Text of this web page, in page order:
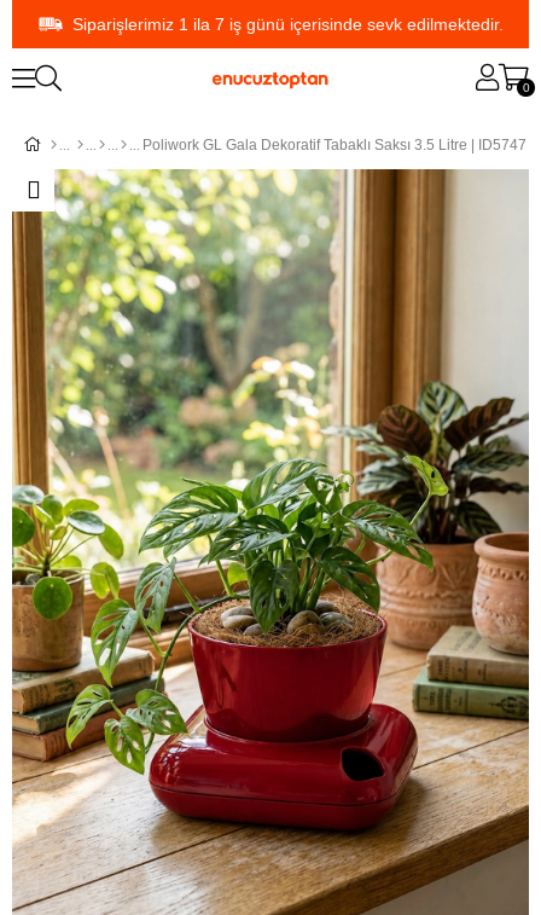
Siparişlerimiz 1 ila 7 iş günü içerisinde sevk edilmektedir.
0
Poliwork GL Gala Dekoratif Tabaklı Saksı 3.5 Litre | ID5747